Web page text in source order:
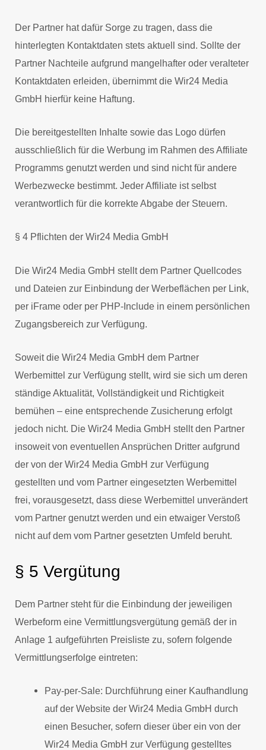
Der Partner hat dafür Sorge zu tragen, dass die
hinterlegten Kontaktdaten stets aktuell sind. Sollte der
Partner Nachteile aufgrund mangelhafter oder veralteter
Kontaktdaten erleiden, übernimmt die Wir24 Media
GmbH hierfür keine Haftung.
Die bereitgestellten Inhalte sowie das Logo dürfen
ausschließlich für die Werbung im Rahmen des Affiliate
Programms genutzt werden und sind nicht für andere
Werbezwecke bestimmt. Jeder Affiliate ist selbst
verantwortlich für die korrekte Abgabe der Steuern.
§ 4 Pflichten der Wir24 Media GmbH
Die Wir24 Media GmbH stellt dem Partner Quellcodes
und Dateien zur Einbindung der Werbeflächen per Link,
per iFrame oder per PHP-Include in einem persönlichen
Zugangsbereich zur Verfügung.
Soweit die Wir24 Media GmbH dem Partner
Werbemittel zur Verfügung stellt, wird sie sich um deren
ständige Aktualität, Vollständigkeit und Richtigkeit
bemühen – eine entsprechende Zusicherung erfolgt
jedoch nicht. Die Wir24 Media GmbH stellt den Partner
insoweit von eventuellen Ansprüchen Dritter aufgrund
der von der Wir24 Media GmbH zur Verfügung
gestellten und vom Partner eingesetzten Werbemittel
frei, vorausgesetzt, dass diese Werbemittel unverändert
vom Partner genutzt werden und ein etwaiger Verstoß
nicht auf dem vom Partner gesetzten Umfeld beruht.
§ 5 Vergütung
Dem Partner steht für die Einbindung der jeweiligen
Werbeform eine Vermittlungsvergütung gemäß der in
Anlage 1 aufgeführten Preisliste zu, sofern folgende
Vermittlungserfolge eintreten:
Pay-per-Sale: Durchführung einer Kaufhandlung
auf der Website der Wir24 Media GmbH durch
einen Besucher, sofern dieser über ein von der
Wir24 Media GmbH zur Verfügung gestelltes